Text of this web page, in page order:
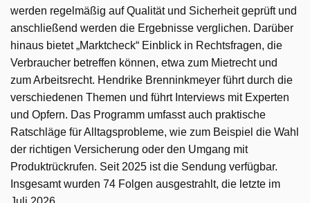
deutschen Großstädte (kleinere Städte haben länger Zeit)
eine Wärmeplanung vorlegen, die unter anderem
aufzeigen soll, wo theoretisch in Zukunft Fernwärme
möglich wäre. Einige Kommunen bauen ihr
Fernwärmenetz aber jetzt schon kräftig aus. Droht vielen
von uns richtig teure Energie ohne Chance auf
Anbieterwechsel?
Marktcheck wurde auf SR ausgestrahlt am Dienstag 19
Mai 2026, 20:15 Uhr.
werden regelmäßig auf Qualität und Sicherheit geprüft und
anschließend werden die Ergebnisse verglichen. Darüber
hinaus bietet „Marktcheck“ Einblick in Rechtsfragen, die
Verbraucher betreffen können, etwa zum Mietrecht und
zum Arbeitsrecht. Hendrike Brenninkmeyer führt durch die
verschiedenen Themen und führt Interviews mit Experten
und Opfern. Das Programm umfasst auch praktische
Ratschläge für Alltagsprobleme, wie zum Beispiel die Wahl
der richtigen Versicherung oder den Umgang mit
Produktrückrufen. Seit 2025 ist die Sendung verfügbar.
Insgesamt wurden 74 Folgen ausgestrahlt, die letzte im